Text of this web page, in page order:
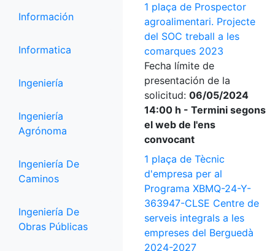
Información
Informatica
Ingeniería
Ingeniería
Agrónoma
Ingeniería De
Caminos
Ingeniería De
Obras Públicas
1 plaça de Prospector
agroalimentari. Projecte
del SOC treball a les
comarques 2023
Fecha límite de
presentación de la
solicitud: 06/05/2024
14:00 h - Termini segons
el web de l'ens
convocant
1 plaça de Tècnic
d'empresa per al
Programa XBMQ-24-Y-
363947-CLSE Centre de
serveis integrals a les
empreses del Berguedà
2024-2027